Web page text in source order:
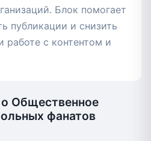
Блок помогает
публикации и снизить
работе с контентом и
Общественное
фанатов